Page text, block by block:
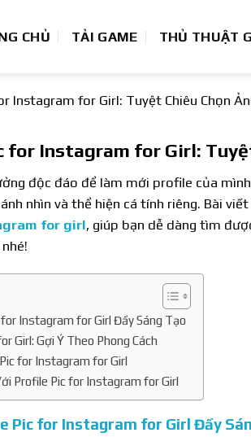
CHỦ TẢI GAME THỦ THUẬT
Instagram for Girl: Tuyệt Chiêu Chọn
for Instagram for Girl:
độc đáo để làm mới profile của
nhìn và thể hiện cá tính riêng. Bài
for girl, giúp bạn dễ dàng tìm
Instagram for Girl Đầy Sáng Tạo
Girl: Gợi Ý Theo Phong Cách
for Instagram for Girl
Profile Pic for Instagram for Girl
Pic for Instagram for Girl Đầy